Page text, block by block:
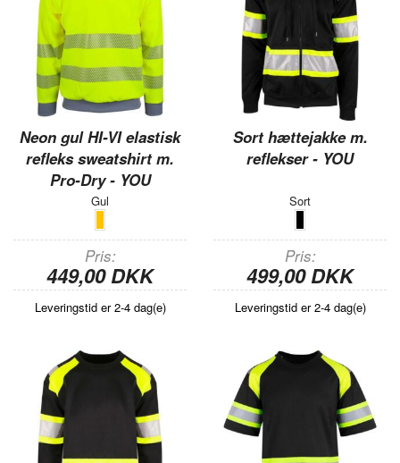
Neon gul HI-VI elastisk
refleks sweatshirt m.
Pro-Dry - YOU
Gul
Pris
449,00 DKK
Leveringstid er 2-4 dag(e)
Sort hættejakke m.
reflekser - YOU
Sort
Pris
499,00 DKK
Leveringstid er 2-4 dag(e)